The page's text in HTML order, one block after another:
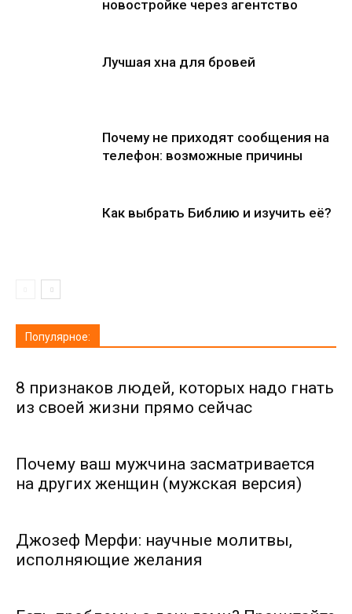
новостройке через агентство
Лучшая хна для бровей
Почему не приходят сообщения на
телефон: возможные причины
Как выбрать Библию и изучить её?
Популярное:
8 признаков людей, которых надо гнать
из своей жизни прямо сейчас
Почему ваш мужчина засматривается
на других женщин (мужская версия)
Джозеф Мерфи: научные молитвы,
исполняющие желания